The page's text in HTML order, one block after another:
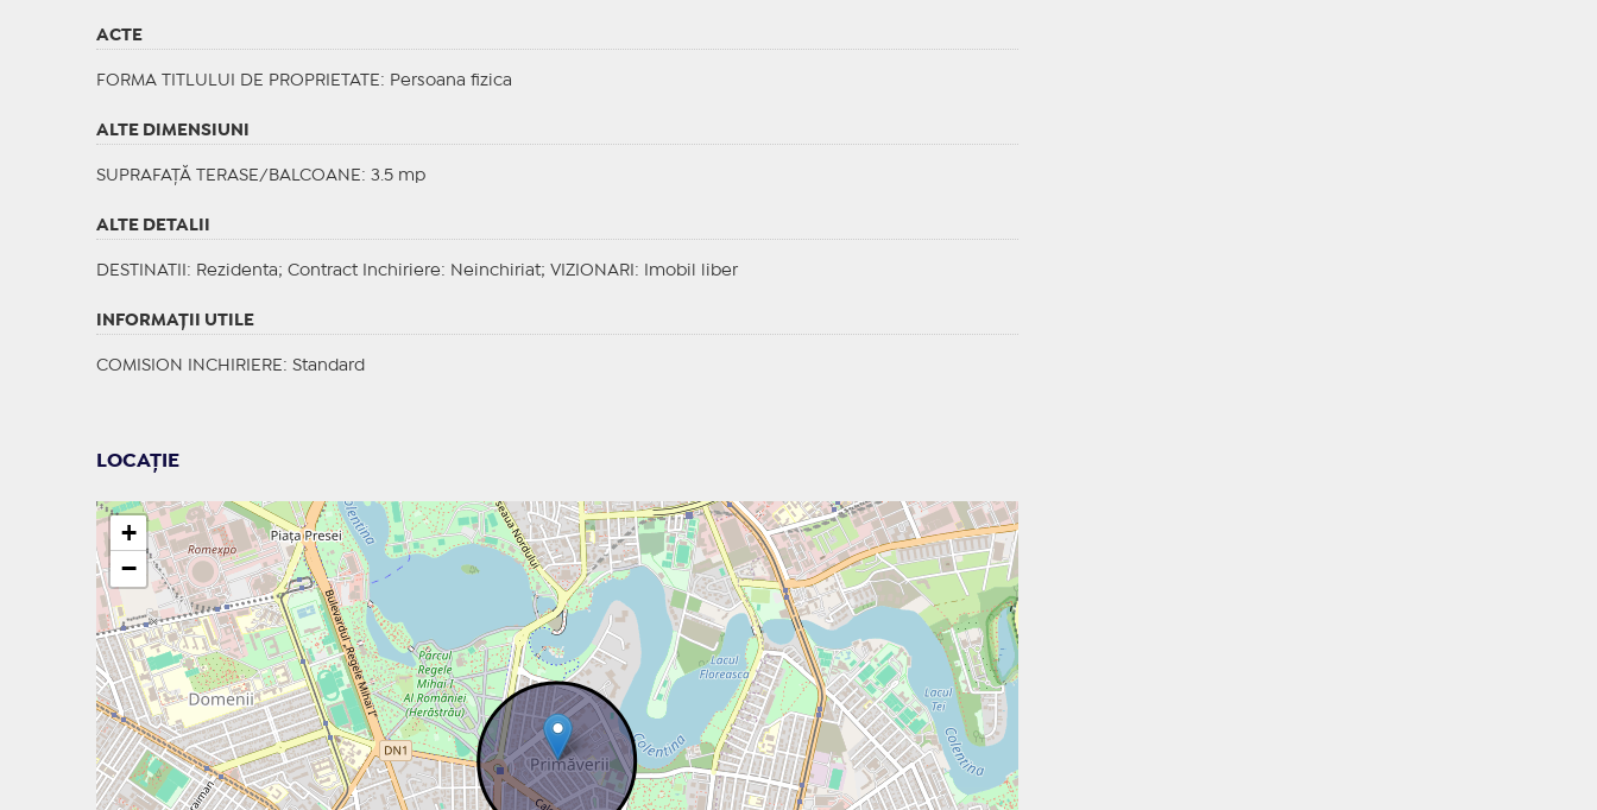
ACTE
FORMA TITLULUI DE PROPRIETATE : Persoana fizica
ALTE DIMENSIUNI
SUPRAFAȚĂ TERASE/BALCOANE: 3.5 mp
ALTE DETALII
DESTINATII : Rezidenta; Contract Inchiriere: Neinchiriat; VIZIONARI : Imobil liber
INFORMAŢII UTILE
COMISION INCHIRIERE: Standard
LOCAȚIE
+
−